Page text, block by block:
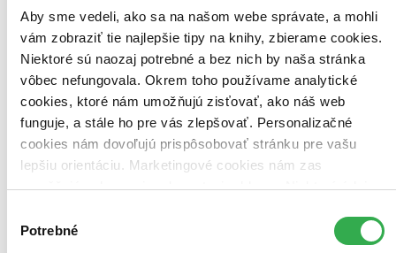
Aby sme vedeli, ako sa na našom webe správate, a mohli
vám zobraziť tie najlepšie tipy na knihy, zbierame cookies.
Niektoré sú naozaj potrebné a bez nich by naša stránka
vôbec nefungovala. Okrem toho používame analytické
cookies, ktoré nám umožňujú zisťovať, ako náš web
funguje, a stále ho pre vás zlepšovať. Personalizačné
cookies nám dovoľujú prispôsobovať stránku pre vašu
lepšiu orientáciu. Marketingové cookies nám zas
umožňujú zobrazenie relevantnej reklamy. Niektoré údaje
keby sme mohli používať všetky tieto cookies. Ďakujeme!
súhlasu
Potrebné
Zoradiť
Bestsellery
Top hodnotené
Novinky
Najdrahšie
Najvyššia zľava
Použité filtre